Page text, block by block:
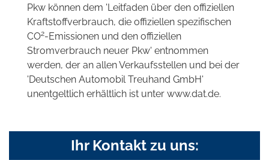
Pkw können dem 'Leitfaden über den offiziellen
Kraftstoffverbrauch, die offiziellen spezifischen
CO2-Emissionen und den offiziellen
Stromverbrauch neuer Pkw' entnommen
werden, der an allen Verkaufsstellen und bei der
'Deutschen Automobil Treuhand GmbH'
unentgeltlich erhältlich ist unter www.dat.de.
Ihr Kontakt zu uns: